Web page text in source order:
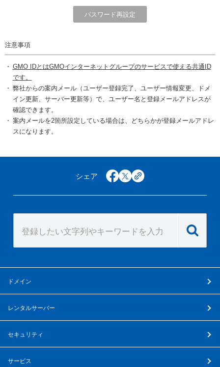
注意事項
GMO IDとはGMOインターネットグループのサービスで使える共通ID
です。
弊社からの案内メール（ユーザー登録完了、ユーザー情報変更、ドメ
イン更新、サーバー更新等）で、ユーザー名と登録メールアドレスが
確認できます。
案内メールを2箇所設定している場合は、どちらかが登録メールアドレ
スになります。
シェア facebook
x copy
ドメイン
レンタルサーバー
セキュリティ
サービス